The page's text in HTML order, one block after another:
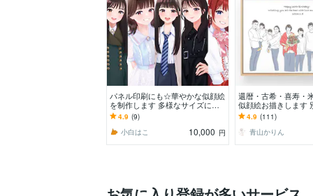
パネル印刷にも☆華やかな似顔絵
を制作します 多様なサイズに対
応可◎大切な日の一枚に。
4.9 (9)
小白はこ
10,000 円
還暦・古希・喜寿・
似顔絵お描きします
真からOK♪大切な人
品を贈りませんか？
4.9 (111)
青山かりん